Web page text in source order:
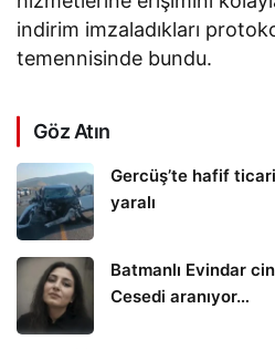
indirim imzaladıkları
temennisinde bundu.
Göz Atın
Gercüş’te hafif
yaralı
Batmanlı Evindar
Cesedi aranıyor…